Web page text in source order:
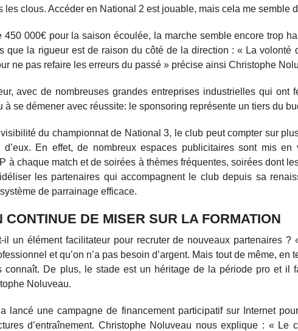
les clous. Accéder en National 2 est jouable, mais cela me semble
450 000€ pour la saison écoulée, la marche semble encore trop
que la rigueur est de raison du côté de la direction : « La volonté
ne pas refaire les erreurs du passé » précise ainsi Christophe
avec de nombreuses grandes entreprises industrielles qui ont
se démener avec réussite: le sponsoring représente un tiers du
du championnat de National 3, le club peut compter sur
En effet, de nombreux espaces publicitaires sont mis en
à chaque match et de soirées à thèmes fréquentes, soirées dont
les partenaires qui accompagnent le club depuis sa
de parrainage efficace.
CONTINUE DE MISER SUR LA FORMATION
il un élément facilitateur pour recruter de nouveaux partenaires ?
et qu’on n’a pas besoin d’argent. Mais tout de même, en
connaît. De plus, le stade est un héritage de la période pro et il
Noluveau.
lancé une campagne de financement participatif sur Internet
d’entraînement. Christophe Noluveau nous explique : « Le